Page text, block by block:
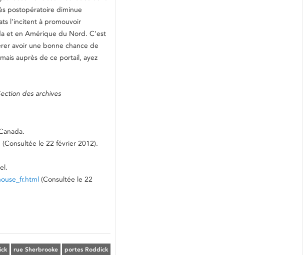
postopératoire diminue
l’incitent à promouvoir
et en Amérique du Nord. C’est
avoir une bonne chance de
auprès de ce portail, ayez
des archives
(Consultée le 22 février 2012).
(Consultée le 22
portes Roddick
rue Sherbrooke